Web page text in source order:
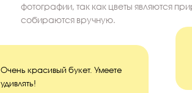
фотографии, так как цветы являются
собираются вручную.
Очень красивый букет. Умеете
удивлять!